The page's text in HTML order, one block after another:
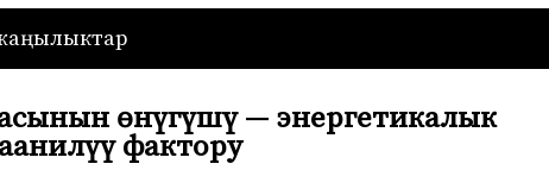
өнүгүшү — энергетикалык
фактору